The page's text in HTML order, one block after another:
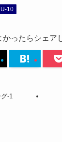
U-10
かったらシェア
-1